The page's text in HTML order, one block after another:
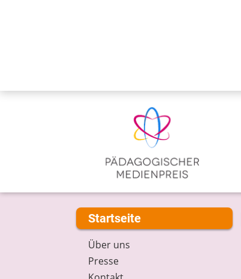
Startseite
Über uns
Presse